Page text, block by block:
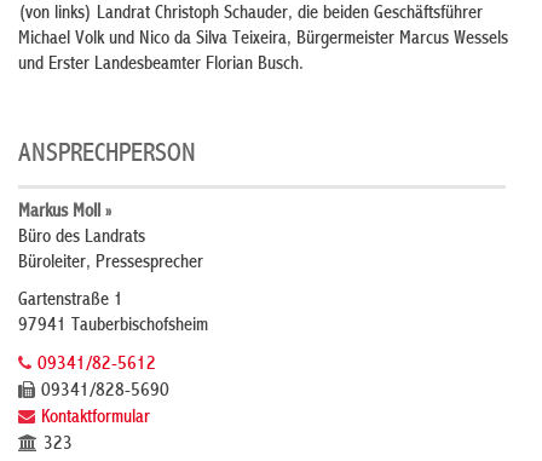
(von links) Landrat Christoph Schauder, die beiden Geschäftsführer
Michael Volk und Nico da Silva Teixeira, Bürgermeister Marcus Wessels
und Erster Landesbeamter Florian Busch.
ANSPRECHPERSON
Markus Moll »
Büro des Landrats
Büroleiter, Pressesprecher
Gartenstraße 1
97941 Tauberbischofsheim
09341/82-5612
09341/828-5690
Kontaktformular
323